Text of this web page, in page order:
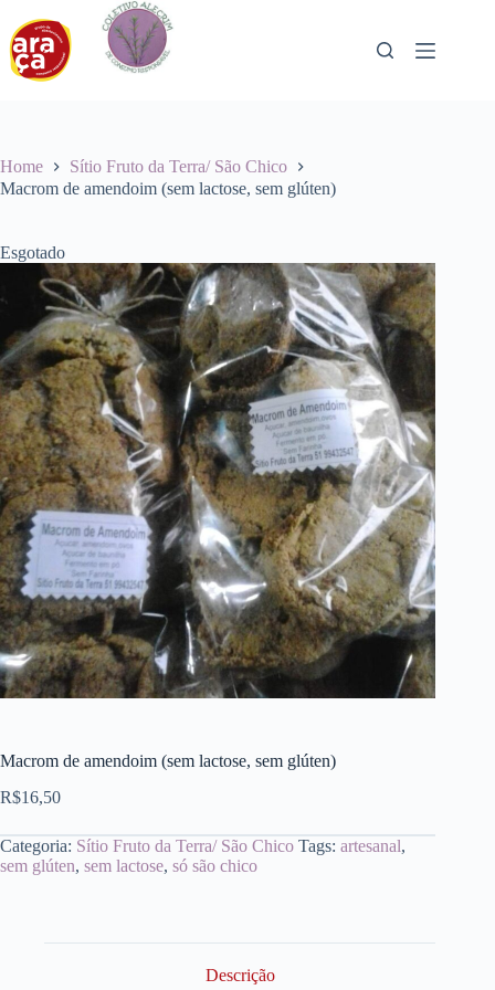
para
conteúdo
Home
Sítio Fruto da Terra/ São Chico
Macrom de amendoim (sem lactose, sem glúten)
Esgotado
Macrom de amendoim (sem lactose, sem glúten)
R$16,50
Categoria: Sítio Fruto da Terra/ São Chico Tags: artesanal,
sem glúten, sem lactose, só são chico
Descrição